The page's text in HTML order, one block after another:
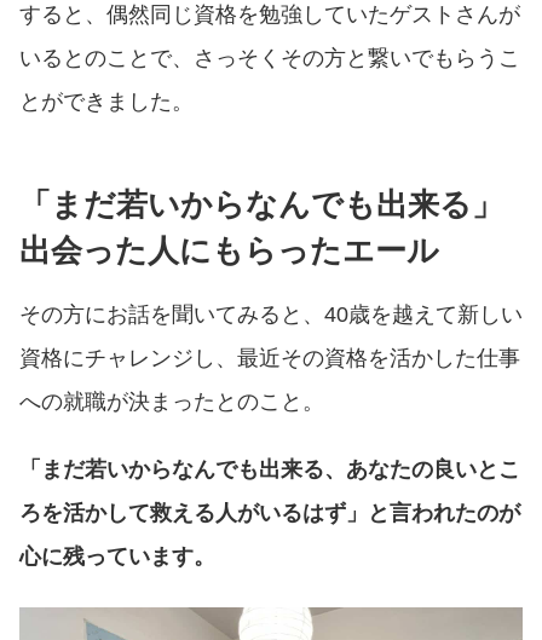
すると、偶然同じ資格を勉強していたゲストさんが
いるとのことで、さっそくその方と繋いでもらうこ
とができました。
「まだ若いからなんでも出来る」
出会った人にもらったエール
その方にお話を聞いてみると、40歳を越えて新しい
資格にチャレンジし、最近その資格を活かした仕事
への就職が決まったとのこと。
「まだ若いからなんでも出来る、あなたの良いとこ
ろを活かして救える人がいるはず」と言われたのが
心に残っています。